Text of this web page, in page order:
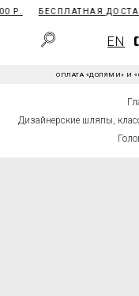
Р. БЕСПЛАТНАЯ EN
EN
ОПЛАТА «ДОЛЯМИ» И
Дизайнерские шляпы,